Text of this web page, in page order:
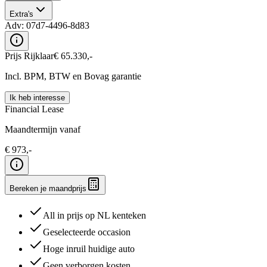
Extra's
Adv: 07d7-4496-8d83
Prijs Rijklaar€ 65.330,-
Incl. BPM, BTW en Bovag garantie
Ik heb interesse
Financial Lease
Maandtermijn vanaf
€ 973,-
Bereken je maandprijs
All in prijs op NL kenteken
Geselecteerde occasion
Hoge inruil huidige auto